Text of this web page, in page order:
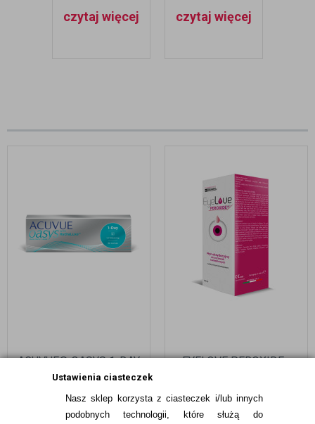
Ustawienia ciasteczek
Nasz sklep korzysta z ciasteczek i/lub innych
podobnych technologii, które służą do
SOCZEWKI?
czytaj więcej czytaj więcej
ACUVUE® OASYS 1-DAY
30 SZT.
99,99pln
EYELOVE PEROXIDE+
KONSERWANTÓW
39,99 pln